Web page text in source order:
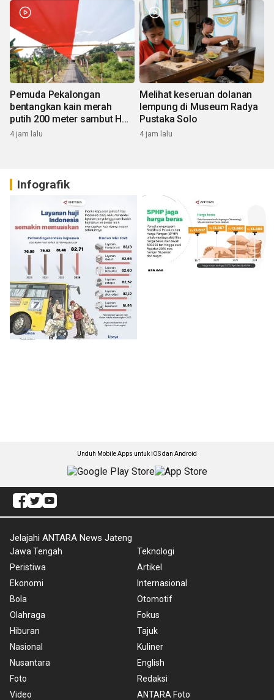
Pemuda Pekalongan
bentangkan kain merah
putih 200 meter sambut HUT
RI
4 jam lalu
Melihat keseruan dolanan
lempung di Museum Radya
Pustaka Solo
4 jam lalu
Infografik
Unduh Mobile Apps untuk iOS dan Android
Jelajahi ANTARA News Jateng
Jawa Tengah
Peristiwa
Ekonomi
Bola
Olahraga
Hiburan
Nasional
Nusantara
Foto
Video
Teknologi
Artikel
Internasional
Otomotif
Fokus
Tajuk
Kuliner
English
Redaksi
ANTARA Foto